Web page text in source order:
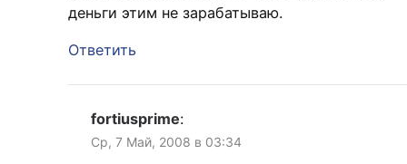
деньги этим не зарабатываю.
Ответить
fortiusprime:
Ср, 7 Май, 2008 в 03:34